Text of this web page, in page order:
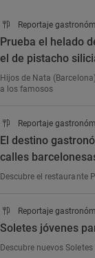
Reportaje
Prueba el helado
el de pistacho
Hijos de Nata
a los famosos
Reportaje
El destino
calles
Descubre el restaurante
Reportaje
Soletes jóvenes
Descubre nuevos